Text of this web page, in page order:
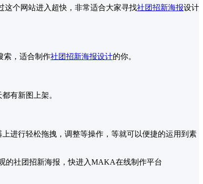
这个网站进入超快，非常适合大家寻找社团招新海报设计
索，适合制作社团招新海报设计的你。
有新图上架。
进行轻松拖拽，调整等操作，等就可以便捷的运用到素
的社团招新海报，快进入MAKA在线制作平台